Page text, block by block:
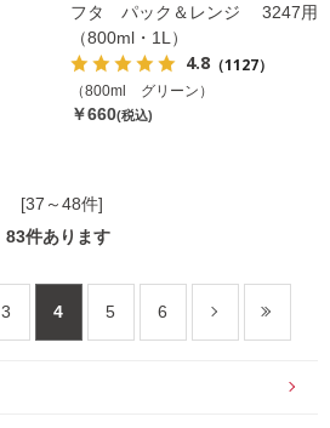
フタ パック＆レンジ 3247用
（800ml・1L）
4.8 （1127）
（800ml グリーン）
￥660(税込)
[37～48件]
83件あります
3 4 5 6